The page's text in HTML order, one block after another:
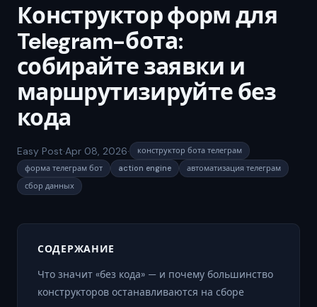
Конструктор форм для
Telegram-бота:
собирайте заявки и
маршрутизируйте без
кода
Easy Post·Apr 08, 2026·
конструктор бота телеграм
форма телеграм бот
action engine
автоматизация телеграм
сбор данных
СОДЕРЖАНИЕ
Что значит «без кода» — и почему большинство
конструкторов останавливаются на сборе